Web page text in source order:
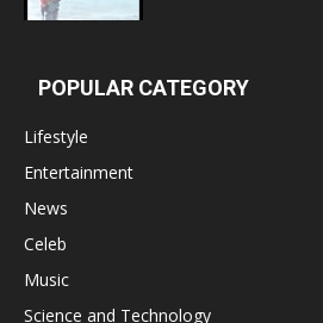
POPULAR CATEGORY
Lifestyle
Entertainment
News
Celeb
Music
Science and Technology